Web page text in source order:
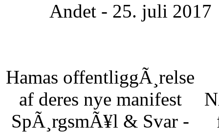
Andet - 25. juli 2017
Hamas offentliggÃ¸relse
af deres nye manifest
SpÃ¸rgsmÃ¥l & Svar -